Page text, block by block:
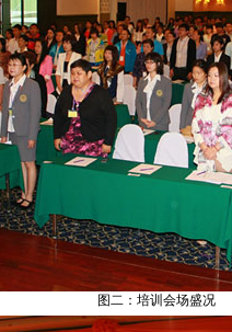
图二：培训会场盛况